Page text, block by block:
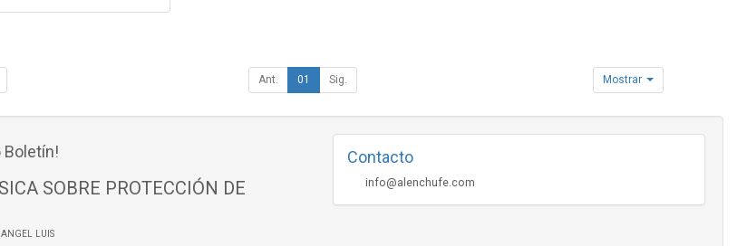
Ant. 01 Sig. Mostrar
Boletín!
SOBRE PROTECCIÓN DE
LUIS
Contacto
info@alenchufe.com